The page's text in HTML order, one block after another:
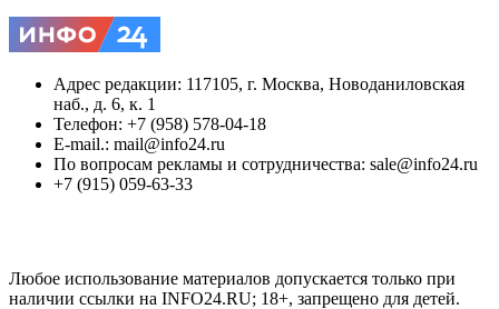
Адрес редакции: 117105, г. Москва, Новоданиловская
наб., д. 6, к. 1
Телефон: +7 (958) 578-04-18
E-mail.: mail@info24.ru
По вопросам рекламы и сотрудничества: sale@info24.ru
+7 (915) 059-63-33
Любое использование материалов допускается только при
наличии ссылки на INFO24.RU; 18+, запрещено для детей.